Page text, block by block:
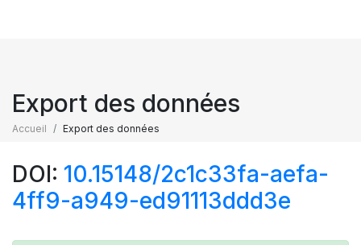
Export des données
Accueil Export des données
DOI: 10.15148/2c1c33fa-aefa-
4ff9-a949-ed91113ddd3e